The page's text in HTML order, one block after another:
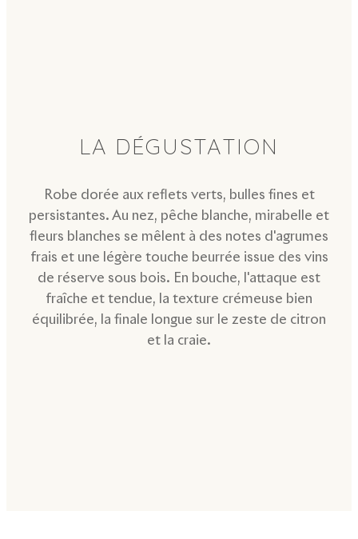
LA DÉGUSTATION
Robe dorée aux reflets verts, bulles fines et
persistantes. Au nez, pêche blanche, mirabelle et
fleurs blanches se mêlent à des notes d'agrumes
frais et une légère touche beurrée issue des vins
de réserve sous bois. En bouche, l'attaque est
fraîche et tendue, la texture crémeuse bien
équilibrée, la finale longue sur le zeste de citron
et la craie.